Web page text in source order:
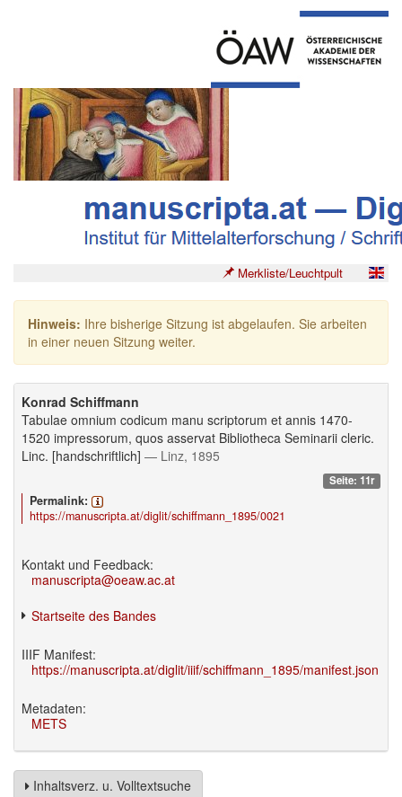
Merkliste/Leuchtpult
Hinweis: Ihre bisherige Sitzung ist abgelaufen. Sie arbeiten
in einer neuen Sitzung weiter.
Konrad Schiffmann
Tabulae omnium codicum manu scriptorum et annis 1470-
1520 impressorum, quos asservat Bibliotheca Seminarii cleric.
Linc. [handschriftlich] — Linz, 1895
Seite: 11r
Permalink:
https://manuscripta.at/diglit/schiffmann_1895/0021
Kontakt und Feedback:
manuscripta@oeaw.ac.at
Startseite des Bandes
IIIF Manifest:
https://manuscripta.at/diglit/iiif/schiffmann_1895/manifest.json
Metadaten:
METS
Inhaltsverz. u. Volltextsuche